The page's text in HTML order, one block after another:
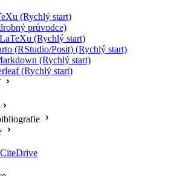
(Rychlý start)
průvodce)
(Rychlý start)
(RStudio/Posit) (Rychlý start)
(Rychlý start)
(Rychlý start)